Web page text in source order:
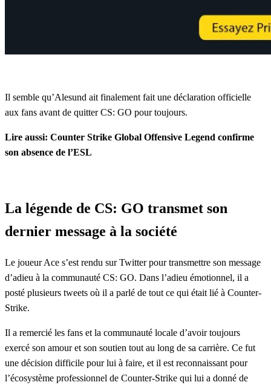
Il semble qu’Alesund ait finalement fait une déclaration officielle
aux fans avant de quitter CS: GO pour toujours.
Lire aussi: Counter Strike Global Offensive Legend confirme
son absence de l’ESL
La légende de CS: GO transmet son
dernier message à la société
Le joueur Ace s’est rendu sur Twitter pour transmettre son message
d’adieu à la communauté CS: GO. Dans l’adieu émotionnel, il a
posté plusieurs tweets où il a parlé de tout ce qui était lié à Counter-
Strike.
Il a remercié les fans et la communauté locale d’avoir toujours
exercé son amour et son soutien tout au long de sa carrière. Ce fut
une décision difficile pour lui à faire, et il est reconnaissant pour
l’écosystème professionnel de Counter-Strike qui lui a donné de